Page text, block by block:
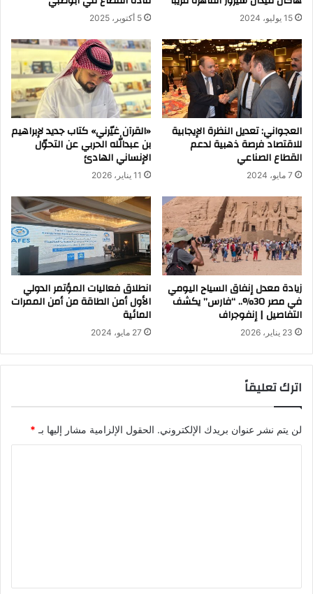
15 يوليو، 2024 5 أكتوبر، 2025
العجواني: تعديل النظرة الإيجابية
للاقتصاد فرصة ذهبية لدعم
القطاع الصناعي
7 مايو، 2024
«القرآن غيّرني» كتاب جديد لإبراهيم
بن عبدالله الحربي عن التحوّل
الإنساني الهادئ
11 يناير، 2026
زيادة معدل إنفاق السياح اليومي
في مصر 30%.. “فارس” يكشف
التفاصيل | إنفوجراف
23 يناير، 2026
انطلاق فعاليات المؤتمر الدولي
الأول أمن الطاقة من أمن الممرات
المائية
27 مايو، 2024
اترك تعليقاً
لن يتم نشر عنوان بريدك الإلكتروني. الحقول الإلزامية مشار إليها بـ *